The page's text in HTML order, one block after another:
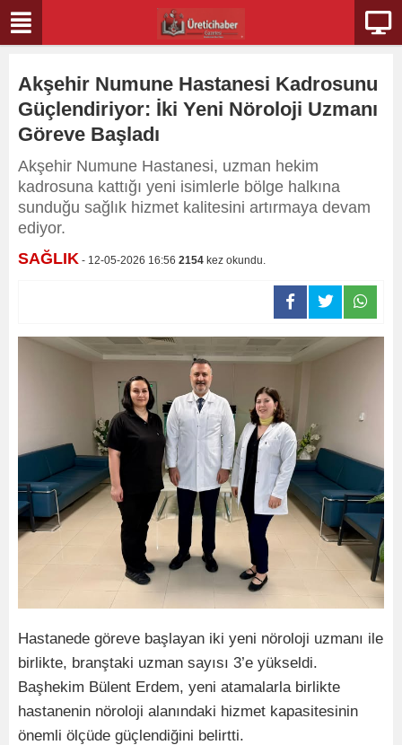
Akşehir Numune Hastanesi Kadrosunu
Güçlendiriyor: İki Yeni Nöroloji Uzmanı
Göreve Başladı
Akşehir Numune Hastanesi, uzman hekim
kadrosuna kattığı yeni isimlerle bölge halkına
sunduğu sağlık hizmet kalitesini artırmaya devam
ediyor.
SAĞLIK - 12-05-2026 16:56 2154 kez okundu.
Hastanede göreve başlayan iki yeni nöroloji uzmanı ile
birlikte, branştaki uzman sayısı 3’e yükseldi.
Başhekim Bülent Erdem, yeni atamalarla birlikte
hastanenin nöroloji alanındaki hizmet kapasitesinin
önemli ölçüde güçlendiğini belirtti.